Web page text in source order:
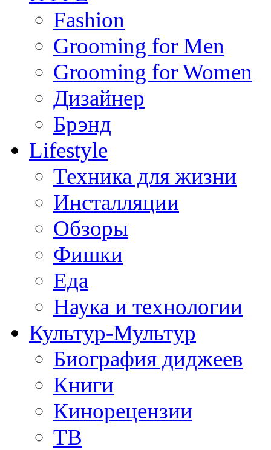
Fashion
Grooming for Men
Grooming for Women
Дизайнер
Брэнд
Lifestyle
Техника для жизни
Инсталляции
Обзоры
Фишки
Еда
Наука и технологии
Культур-Мультур
Биография диджеев
Книги
Кинорецензии
ТВ